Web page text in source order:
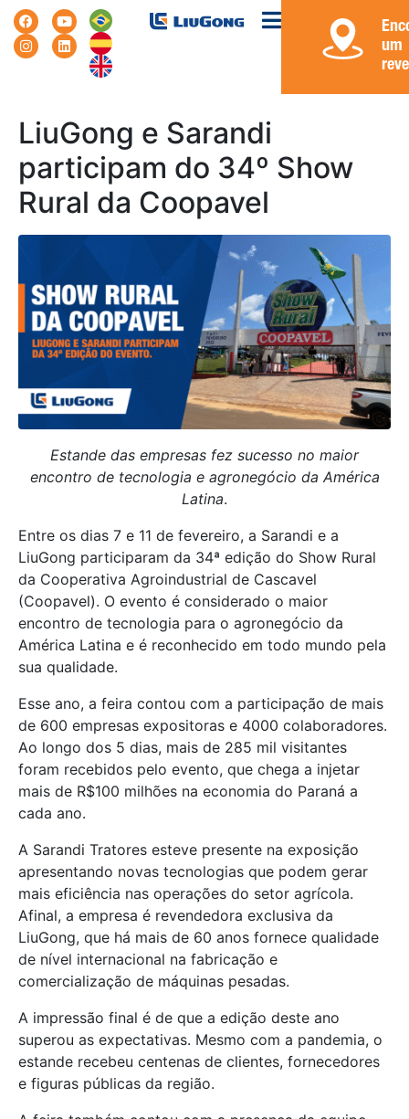
um
LiuGong e Sarandi
participam do 34º Show
Rural da Coopavel
Estande das empresas fez sucesso no maior
encontro de tecnologia e agronegócio da América
Latina.
Entre os dias 7 e 11 de fevereiro, a Sarandi e a
LiuGong participaram da 34ª edição do Show Rural
da Cooperativa Agroindustrial de Cascavel
(Coopavel). O evento é considerado o maior
encontro de tecnologia para o agronegócio da
América Latina e é reconhecido em todo mundo pela
sua qualidade.
Esse ano, a feira contou com a participação de mais
de 600 empresas expositoras e 4000 colaboradores.
Ao longo dos 5 dias, mais de 285 mil visitantes
foram recebidos pelo evento, que chega a injetar
mais de R$100 milhões na economia do Paraná a
cada ano.
A Sarandi Tratores esteve presente na exposição
apresentando novas tecnologias que podem gerar
mais eficiência nas operações do setor agrícola.
Afinal, a empresa é revendedora exclusiva da
LiuGong, que há mais de 60 anos fornece qualidade
de nível internacional na fabricação e
comercialização de máquinas pesadas.
A impressão final é de que a edição deste ano
superou as expectativas. Mesmo com a pandemia, o
estande recebeu centenas de clientes, fornecedores
e figuras públicas da região.